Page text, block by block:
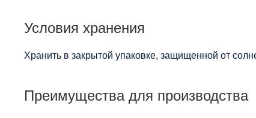
Условия хранения
Хранить в закрытой упаковке, защищенной от
Преимущества для производства